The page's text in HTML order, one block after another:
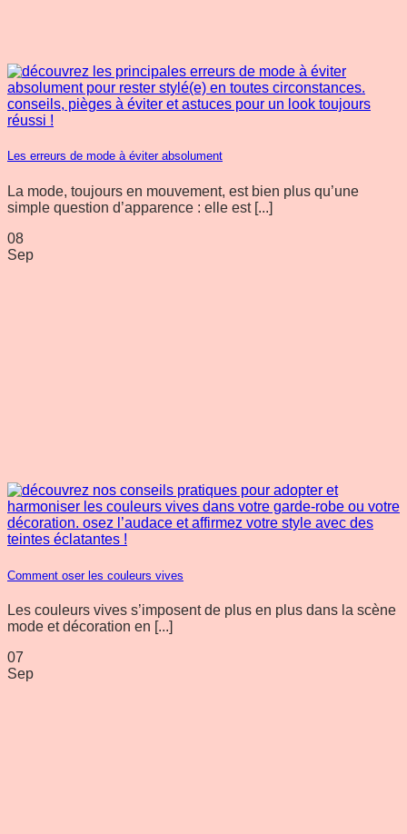
Les erreurs de mode à éviter absolument
La mode, toujours en mouvement, est bien plus qu’une
simple question d’apparence : elle est [...]
08
Sep
Comment oser les couleurs vives
Les couleurs vives s’imposent de plus en plus dans la scène
mode et décoration en [...]
07
Sep